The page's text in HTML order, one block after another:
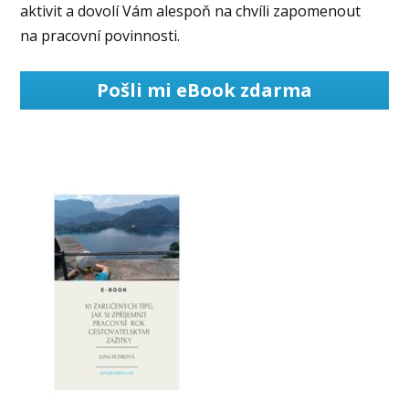
aktivit a dovolí Vám alespoň na chvíli zapomenout
na pracovní povinnosti.
Pošli mi eBook zdarma